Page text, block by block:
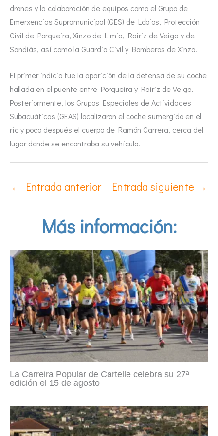
drones y la colaboración de equipos como el Grupo de
Emerxencias Supramunicipal (GES) de Lobios, Protección
Civil de Porqueira, Xinzo de Limia, Rairiz de Veiga y de
Sandiás, así como la Guardia Civil y Bomberos de Xinzo.
El primer indicio fue la aparición de la defensa de su coche
hallada en el puente entre Porqueira y Rairiz de Veiga.
Posteriormente, los Grupos Especiales de Actividades
Subacuáticas (GEAS) localizaron el coche sumergido en el
río y poco después el cuerpo de Ramón Carrera, cerca del
lugar donde se encontraba su vehículo.
← Entrada anterior Entrada siguiente →
Más información:
La Carreira Popular de Cartelle celebra su 27ª
edición el 15 de agosto